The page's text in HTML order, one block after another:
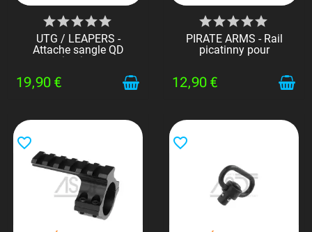
UTG / LEAPERS -
Attache sangle QD
picatinny
19,90 €
PIRATE ARMS - Rail
picatinny pour
12,90 €
favorite_border favorite_border